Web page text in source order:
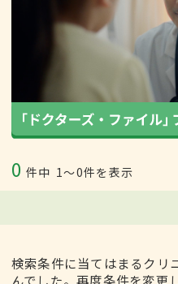
0 件中 1〜0件を表示
検索条件に当てはまるクリ
んでした。再度条件を変更